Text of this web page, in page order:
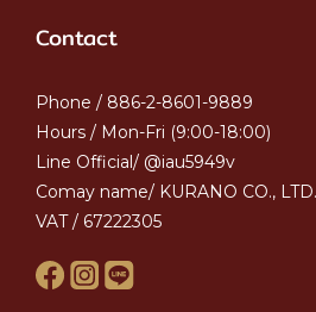
Contact
Phone / 886-2-8601-9889
Hours / Mon-Fri (9:00-18:00)
Line Official/ @iau5949v
Comay name/ KURANO CO., LTD.
VAT / 67222305